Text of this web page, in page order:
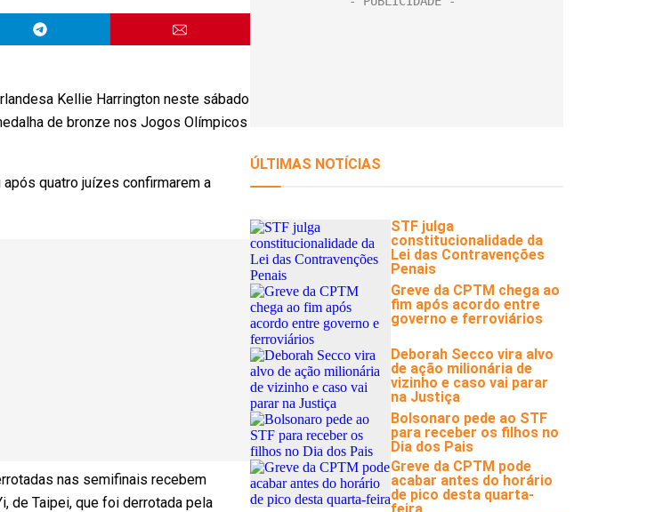
Kellie Harrington neste sábado
de bronze nos Jogos Olímpicos
quatro juízes confirmarem a
nas semifinais recebem
de Taipei, que foi derrotada pela